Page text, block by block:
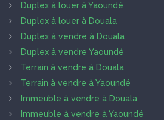
Duplex à louer à Yaoundé
Duplex à louer à Douala
Duplex à vendre à Douala
Duplex à vendre Yaoundé
Terrain à vendre à Douala
Terrain à vendre à Yaoundé
Immeuble à vendre à Douala
Immeuble à vendre à Yaoundé